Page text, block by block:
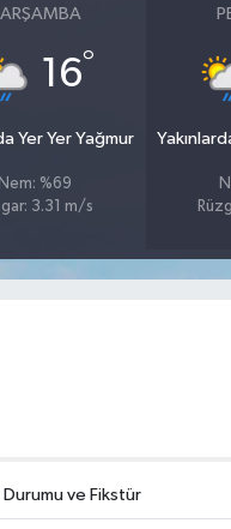
16°
Yer Yer Yağmur
Nem: %69
3.31 m/s
Durumu ve Fikstür